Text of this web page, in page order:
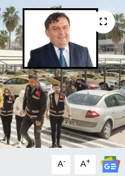
A- A+